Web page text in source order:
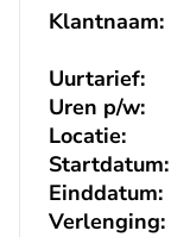
Klantnaam:
Uurtarief:
Uren p/w:
Locatie:
Verlenging:
Einddatum:
Startdatum: